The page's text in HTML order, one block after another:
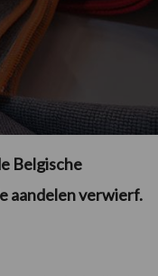
Belgische
aandelen verwierf.